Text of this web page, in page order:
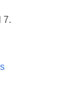
7.